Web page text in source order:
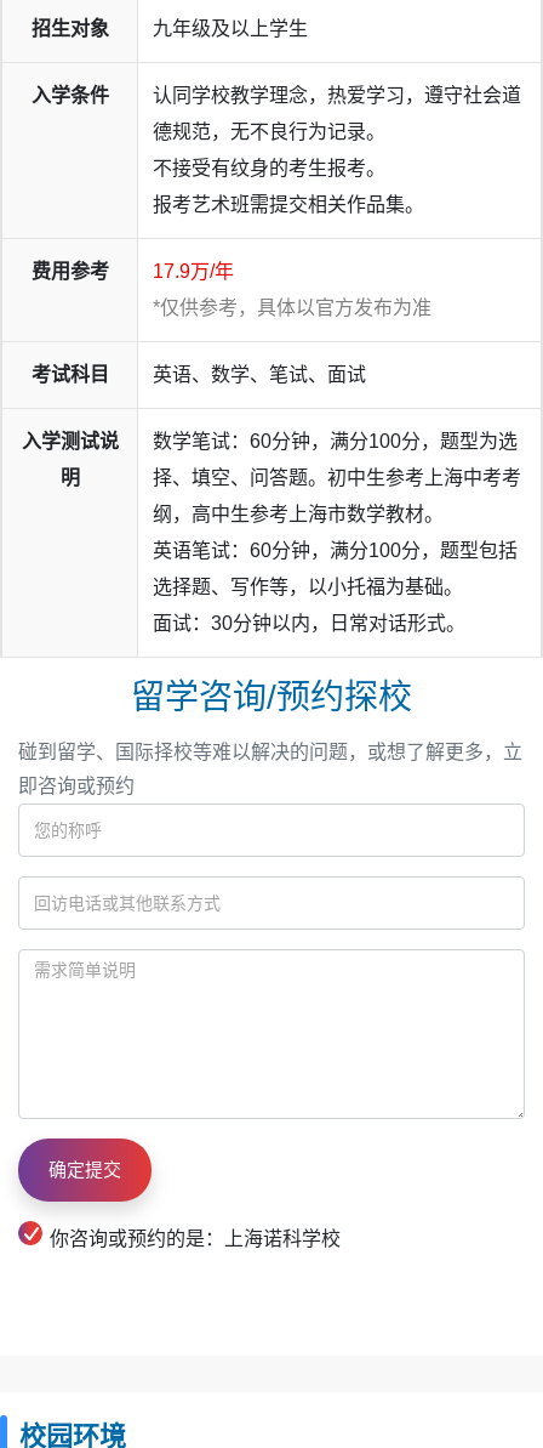
招生对象 九年级及以上学生
入学条件
认同学校教学理念，热爱学习，遵守社会道
德规范，无不良行为记录。
不接受有纹身的考生报考。
报考艺术班需提交相关作品集。
费用参考
17.9万/年
*仅供参考，具体以官方发布为准
考试科目 英语、数学、笔试、面试
入学测试说
明
数学笔试：60分钟，满分100分，题型为选
择、填空、问答题。初中生参考上海中考考
纲，高中生参考上海市数学教材。
英语笔试：60分钟，满分100分，题型包括
选择题、写作等，以小托福为基础。
面试：30分钟以内，日常对话形式。
留学咨询/预约探校
碰到留学、国际择校等难以解决的问题，或想了解更多，立
即咨询或预约
你咨询或预约的是：上海诺科学校
校园环境